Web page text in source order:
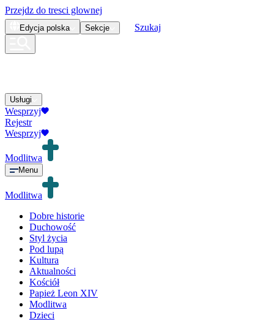
Przejdz do tresci glownej
Edycja polska Sekcje Szukaj
Usługi
Wesprzyj
Rejestr
Wesprzyj
Modlitwa
Menu
Modlitwa
Dobre historie
Duchowość
Styl życia
Pod lupą
Kultura
Aktualności
Kościół
Papież Leon XIV
Modlitwa
Dzieci